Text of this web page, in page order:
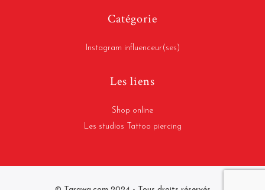
Catégorie
Instagram influenceur(ses)
Les liens
Shop online
Les studios Tattoo piercing